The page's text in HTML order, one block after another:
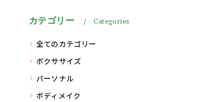
カテゴリー Categories
全てのカテゴリー
ボクササイズ
パーソナル
ボディメイク